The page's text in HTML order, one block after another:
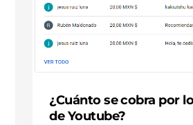
¿Cuánto se cobra por
de Youtube?